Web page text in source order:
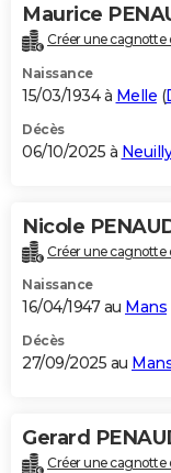
Maurice
Créer une cagnotte
Naissance
15/03/1934 à Melle (
Décès
06/10/2025 à
Nicole
Créer une cagnotte
Naissance
16/04/1947 au Mans
Décès
27/09/2025 au
Gerard
Créer une cagnotte